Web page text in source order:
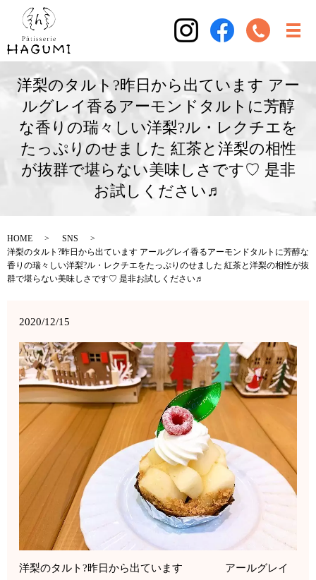
洋梨のタルト?昨日から出ています アー
ルグレイ香るアーモンドタルトに芳醇
な香りの瑞々しい洋梨?ル・レクチエを
たっぷりのせました 紅茶と洋梨の相性
が抜群で堪らない美味しさです♡ 是非
お試しください♬
HOME
SNS
洋梨のタルト?昨日から出ています アールグレイ香るアーモンドタルトに芳醇な
香りの瑞々しい洋梨?ル・レクチエをたっぷりのせました 紅茶と洋梨の相性が抜
群で堪らない美味しさです♡ 是非お試しください♬
2020/12/15
洋梨のタルト?昨日から出ています アールグレイ